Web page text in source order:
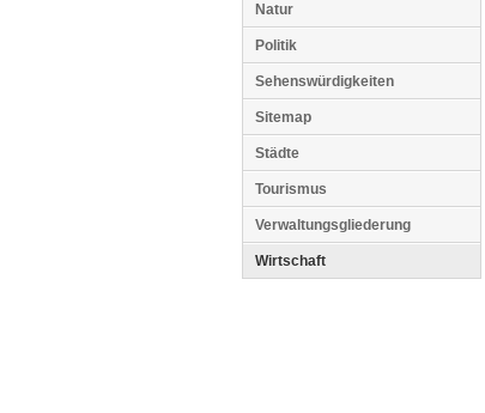
Natur
Politik
Sehenswürdigkeiten
Sitemap
Städte
Tourismus
Verwaltungsgliederung
Wirtschaft